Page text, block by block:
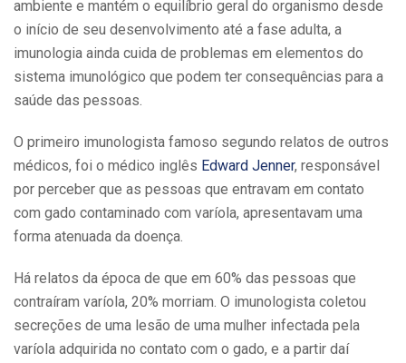
ambiente e mantém o equilíbrio geral do organismo desde
o início de seu desenvolvimento até a fase adulta, a
imunologia ainda cuida de problemas em elementos do
sistema imunológico que podem ter consequências para a
saúde das pessoas.
O primeiro imunologista famoso segundo relatos de outros
médicos, foi o médico inglês Edward Jenner, responsável
por perceber que as pessoas que entravam em contato
com gado contaminado com varíola, apresentavam uma
forma atenuada da doença.
Há relatos da época de que em 60% das pessoas que
contraíram varíola, 20% morriam. O imunologista coletou
secreções de uma lesão de uma mulher infectada pela
varíola adquirida no contato com o gado, e a partir daí